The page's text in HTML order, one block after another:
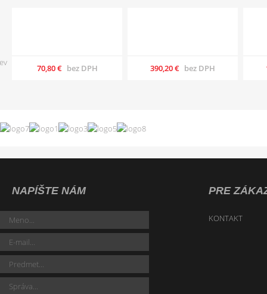
70,80 € bez DPH 390,20 € bez DPH
NAPÍŠTE NÁM PRE
KONTAKT